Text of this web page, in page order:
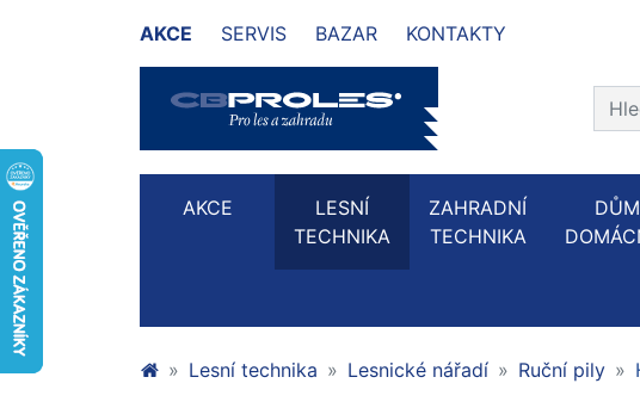
AKCE SERVIS BAZAR KONTAKTY
AKCE
LESNÍ
TECHNIKA
ZAHRADNÍ
TECHNIKA
Lesní technika Lesnické nářadí Ruční pily